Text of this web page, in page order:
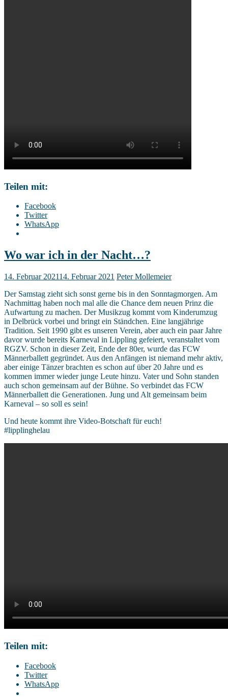
Teilen mit:
Facebook
Twitter
WhatsApp
Wo war ich in der Nacht…?
14. Februar 202114. Februar 2021 Peter Mollemeier
Der Samstag zieht sich sonst gerne bis in den Sonntagmorgen. Am
Nachmittag haben noch mal alle die Chance dem neuen Prinz die
Aufwartung zu machen. Der Musikzug kommt vom Kinderumzug
in Delbrück vorbei und bringt ein Ständchen. Eine langjährige
Tradition. Seit 1990 gibt es unseren Verein, aber auch ein paar Jahre
davor wurde bereits Karneval in Lippling gefeiert, veranstaltet vom
RGZV. Schon in dieser Zeit, Ende der 80er, wurde das FCW
Männerballett gegründet. Aus den Anfängen ist niemand mehr aktiv,
aber einige Tänzer brachten es schon auf über 20 Jahre und es
kommen immer wieder junge Leute hinzu. Vater und Sohn standen
auch schon gemeinsam auf der Bühne. So verbindet das FCW
Männerballett die Generationen. Jung und Alt gemeinsam beim
Karneval – so soll es sein!
Und heute kommt ihre Video-Botschaft für euch!
#lipplinghelau
Teilen mit:
Facebook
Twitter
WhatsApp